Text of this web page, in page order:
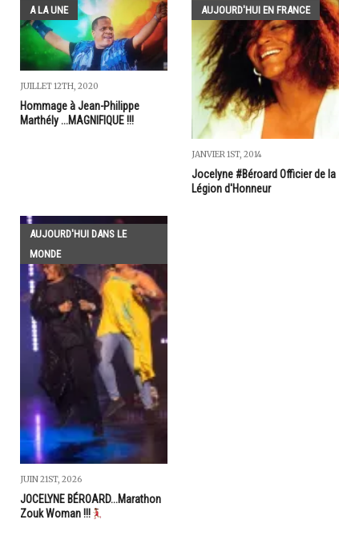
A LA UNE
JUILLET 12TH, 2020
Hommage à Jean-Philippe
Marthély ...MAGNIFIQUE !!!
AUJOURD'HUI EN FRANCE
JANVIER 1ST, 2014
Jocelyne #Béroard Officier de la
Légion d'Honneur
AUJOURD'HUI DANS LE
MONDE
JUIN 21ST, 2026
JOCELYNE BÉROARD...Marathon
Zouk Woman !!!